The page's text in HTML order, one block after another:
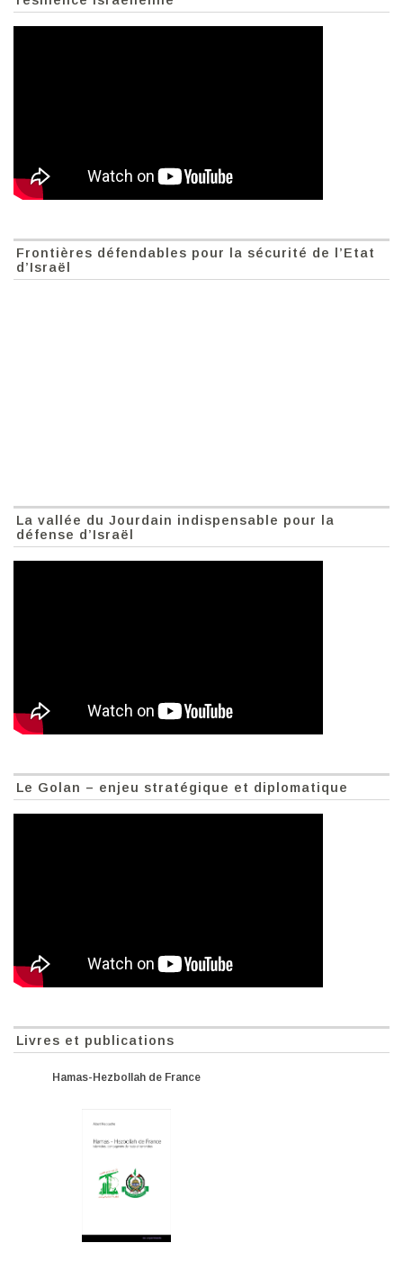
Frontières défendables pour la sécurité de l’Etat
d’Israël
La vallée du Jourdain indispensable pour la
défense d’Israël
Le Golan – enjeu stratégique et diplomatique
Livres et publications
Hamas-Hezbollah de France